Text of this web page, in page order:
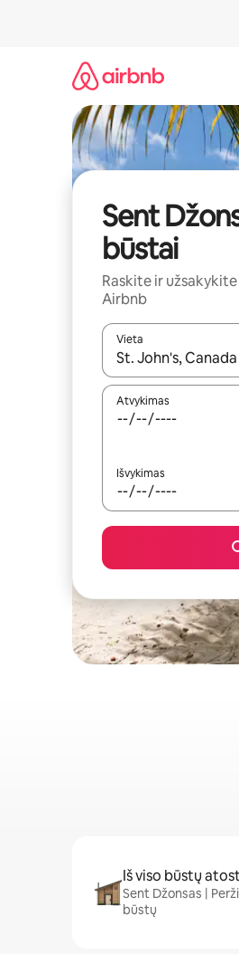
Sent
būstai
Raskite ir
Airbnb
Vieta
Kai pasirodys
Atvykimas
Išvykimas
Iš viso būstų
Sent Džonsas |
būstų